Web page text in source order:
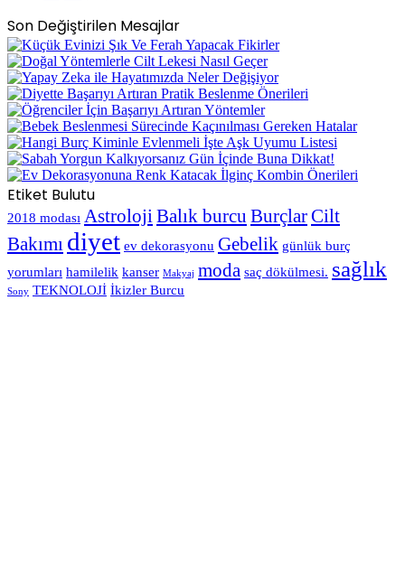
Son Değiştirilen Mesajlar
Etiket Bulutu
2018 modası Astroloji Balık burcu BurçlarCilt
Bakımı diyet ev dekorasyonu Gebelik günlük burç
yorumları hamilelik kanser Makyaj moda saç dökülmesi. sağlık
Sony TEKNOLOJİ İkizler Burcu